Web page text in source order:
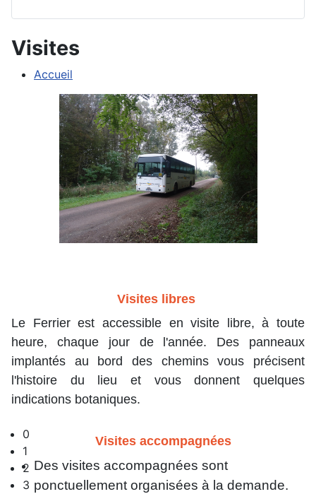
0
1
2
3
Visites
Accueil
Visites libres
Le Ferrier est accessible en visite libre, à toute
heure, chaque jour de l'année. Des panneaux
implantés au bord des chemins vous précisent
l'histoire du lieu et vous donnent quelques
indications botaniques.
Visites accompagnées
Des visites accompagnées sont
ponctuellement organisées à la demande.